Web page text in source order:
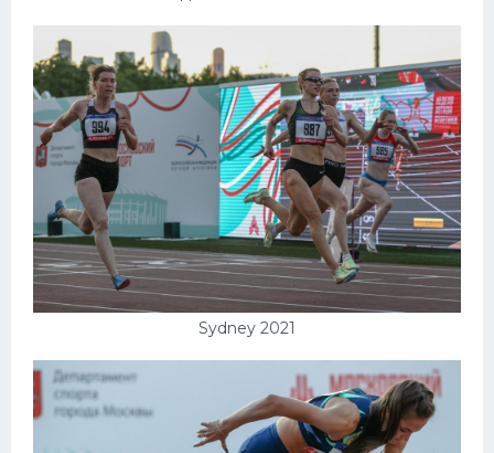
Sydney 2021